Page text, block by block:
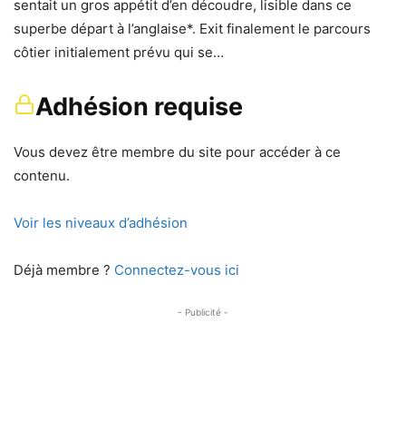
sentait un gros appétit d’en découdre, lisible dans ce
superbe départ à l’anglaise*. Exit finalement le parcours
côtier initialement prévu qui se…
Adhésion requise
Vous devez être membre du site pour accéder à ce
contenu.
Voir les niveaux d’adhésion
Déjà membre ? Connectez-vous ici
- Publicité -